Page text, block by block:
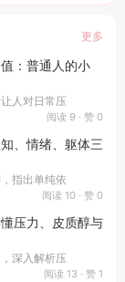
更多
：普通人的小
人对日常压
阅读 9 · 赞 0
、情绪、躯体三
指出单纯依
阅读 10 · 赞 0
压力、皮质醇与
深入解析压
阅读 13 · 赞 1